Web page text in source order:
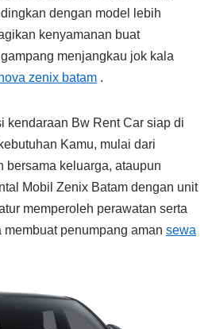
dengan model lebih
kenyamanan buat
menjangkau jok kala
zenix batam .
kendaraan Bw Rent Car siap di
Kamu, mulai dari
bersama keluarga, ataupun
Mobil Zenix Batam dengan unit
memperoleh perawatan serta
penumpang aman sewa